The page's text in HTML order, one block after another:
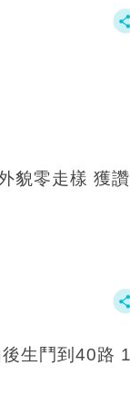
走樣 獲讚